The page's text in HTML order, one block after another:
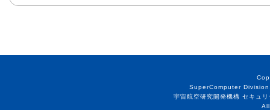
SuperComputer
宇宙航空研究開発機構 セキュ